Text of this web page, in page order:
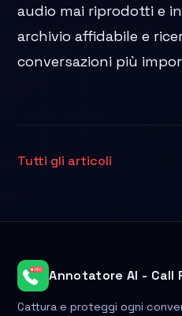
audio mai riprodotti e
archivio affidabile e
conversazioni più
Tutti gli articoli
Annotatore AI - Call
Cattura e proteggi ogni